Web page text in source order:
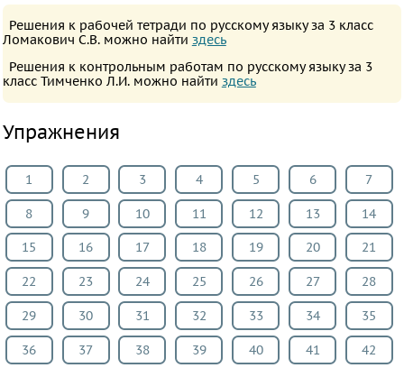
ПРЕДМЕТЫ
предметы
Математика
Английский
Русский
язык
Немецкий
язык
Белорусский
язык
Французский
язык
Решения к рабочей тетради по русскому языку за 3 класс
Ломакович С.В. можно найти здесь
Решения к контрольным работам по русскому языку за 3
класс Тимченко Л.И. можно найти здесь
Упражнения
1 2 3 4 5 6 7
8 9 10 11 12 13 14
15 16 17 18 19 20 21
22 23 24 25 26 27 28
29 30 31 32 33 34 35
36 37 38 39 40 41 42